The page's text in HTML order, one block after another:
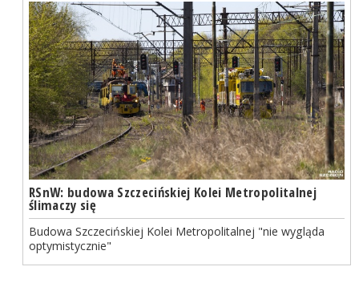
RSnW: budowa Szczecińskiej Kolei Metropolitalnej
ślimaczy się
Budowa Szczecińskiej Kolei Metropolitalnej "nie wygląda
optymistycznie"